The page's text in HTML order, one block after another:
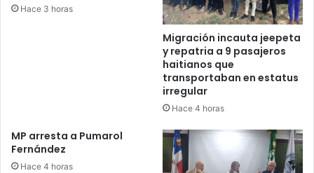
Hace 3 horas
Migración incauta jeepeta
y repatria a 9 pasajeros
haitianos que
transportaban en estatus
irregular
Hace 4 horas
MP arresta a Pumarol
Fernández
Hace 4 horas